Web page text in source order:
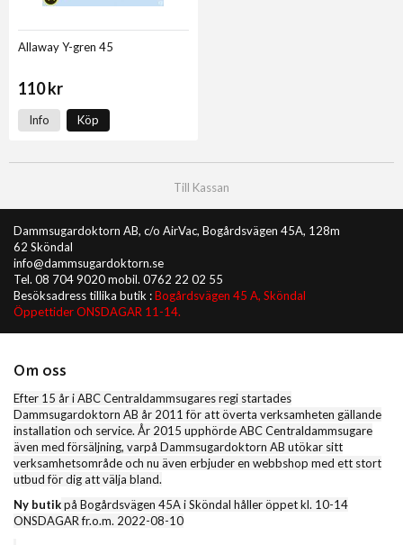
Allaway Y-gren 45
110 kr
Info Köp
Till Kassan
Dammsugardoktorn AB, c/o AirVac, Bogårdsvägen 45A, 128m
62 Sköndal
info@dammsugardoktorn.se
Tel. 08 704 9020 mobil. 0762 22 02 55
Besöksadress tillika butik :Bogårdsvägen 45 A, Sköndal
Öppettider ONSDAGAR 11-14.
Om oss
Efter 15 år i ABC Centraldammsugares regi startades
Dammsugardoktorn AB år 2011 för att överta verksamheten gällande
installation och service. År 2015 upphörde ABC Centraldammsugare
även med försäljning, varpå Dammsugardoktorn AB utökar sitt
verksamhetsområde och nu även erbjuder en webbshop med ett stort
utbud för dig att välja bland.
Ny butikpå Bogårdsvägen 45A i Sköndal håller öppet kl. 10-14
ONSDAGAR fr.o.m. 2022-08-10